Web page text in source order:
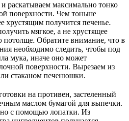
раскатываем максимально тонко
поверхности. Чем тоньше
хрустящим получится печенье.
мягкое, а не хрустящее
потолще. Обратите внимание, что в
необходимо следить, чтобы под
мука, иначе оно может
поверхности. Вырезаем из
стаканом печенюшки.
на противен, застеленный
маслом бумагой для выпечки.
с помощью лопатки. Из